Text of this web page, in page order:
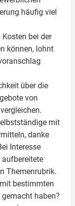
häufig viel
bei der
können, lohnt
über die
von
mit
danke
Interesse
Themenrubrik.
bestimmten
haben?